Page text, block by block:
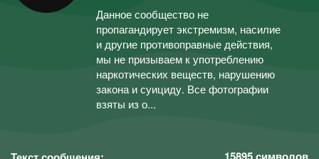
Данное сообщество не
пропагандирует экстремизм, насилие
и другие противоправные действия,
мы не призываем к употреблению
наркотических веществ, нарушению
закона и суициду. Все фотографии
взяты из о...
15895символов